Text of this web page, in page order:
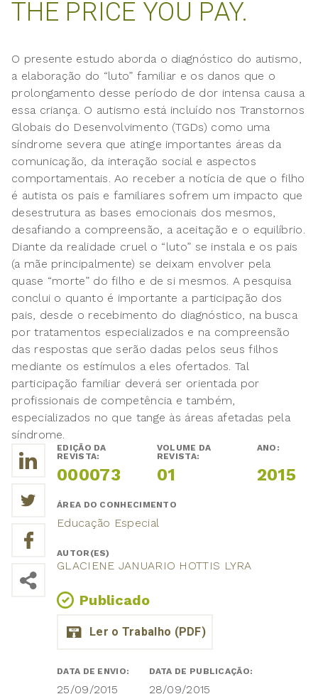
THE PRICE YOU PAY.
O presente estudo aborda o diagnóstico do autismo,
a elaboração do “luto” familiar e os danos que o
prolongamento desse período de dor intensa causa a
essa criança. O autismo está incluído nos Transtornos
Globais do Desenvolvimento (TGDs) como uma
síndrome severa que atinge importantes áreas da
comunicação, da interação social e aspectos
comportamentais. Ao receber a notícia de que o filho
é autista os pais e familiares sofrem um impacto que
desestrutura as bases emocionais dos mesmos,
desafiando a compreensão, a aceitação e o equilíbrio.
Diante da realidade cruel o “luto” se instala e os pais
(a mãe principalmente) se deixam envolver pela
quase “morte” do filho e de si mesmos. A pesquisa
conclui o quanto é importante a participação dos
pais, desde o recebimento do diagnóstico, na busca
por tratamentos especializados e na compreensão
das respostas que serão dadas pelos seus filhos
mediante os estímulos a eles ofertados. Tal
participação familiar deverá ser orientada por
profissionais de competência e também,
especializados no que tange às áreas afetadas pela
síndrome.
EDIÇÃO DA
REVISTA:
000073
VOLUME DA
REVISTA:
01
ANO:
2015
ÁREA DO CONHECIMENTO
Educação Especial
AUTOR(ES)
GLACIENE JANUARIO HOTTIS LYRA
Publicado
DATA DE ENVIO:
25/09/2015
DATA DE PUBLICAÇÃO:
28/09/2015